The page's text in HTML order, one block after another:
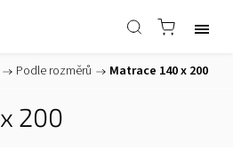
/ Podle rozměrů / Matrace 140 x 200
200